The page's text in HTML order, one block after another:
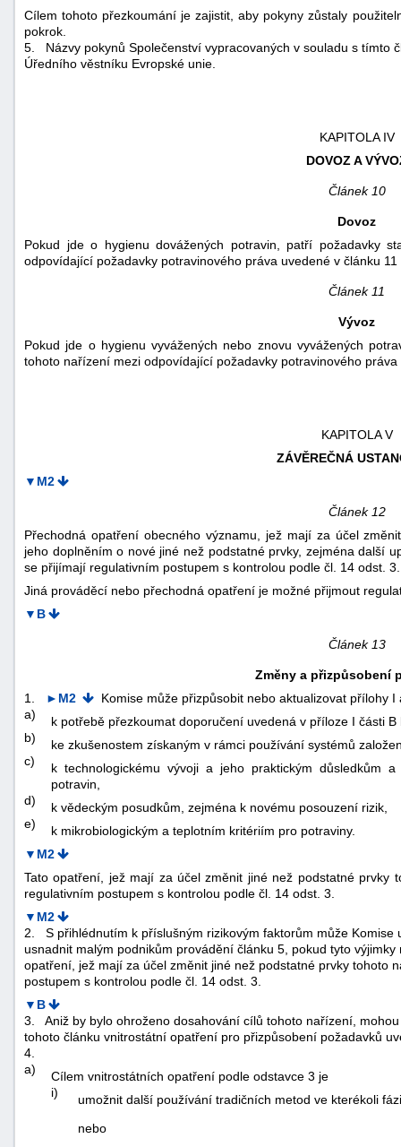
Cílem tohoto přezkoumání je zajistit, aby pokyny zůstaly
pokrok.
5.
Názvy pokynů Společenství vypracovaných v souladu s tímto
Úředního věstníku Evropské unie
KAPITOLA IV
DOVOZ A
Článek 10
Dovoz
Pokud jde o hygienu dovážených potravin, patří požadavky
odpovídající požadavky potravinového práva uvedené v článku
Článek 11
Vývoz
Pokud jde o hygienu vyvážených nebo znovu vyvážených
tohoto nařízení mezi odpovídající požadavky potravinového
KAPITOLA V
ZÁVĚREČNÁ
▼M2
Článek 12
Přechodná opatření obecného významu, jež mají za účel
jeho doplněním o nové jiné než podstatné prvky, zejména další
se přijímají regulativním postupem s kontrolou podle čl. 14 odst. 3.
Jiná prováděcí nebo přechodná opatření je možné přijmout
▼B
Článek 13
Změny a přizpůsobení
1.
►M2
Komise může přizpůsobit nebo aktualizovat přílohy
a)
k potřebě přezkoumat doporučení uvedená v příloze I části B
b)
ke zkušenostem získaným v rámci používání systémů
c)
k technologickému vývoji a jeho praktickým důsledkům
potravin,
d)
k vědeckým posudkům, zejména k novému posouzení rizik,
e)
k mikrobiologickým a teplotním kritériím pro potraviny.
▼M2
Tato opatření, jež mají za účel změnit jiné než podstatné prvky
regulativním postupem s kontrolou podle čl. 14 odst. 3.
▼M2
2.
S přihlédnutím k příslušným rizikovým faktorům může
usnadnit malým podnikům provádění článku 5, pokud tyto
opatření, jež mají za účel změnit jiné než podstatné prvky tohoto
postupem s kontrolou podle čl. 14 odst. 3.
▼B
3.
Aniž by bylo ohroženo dosahování cílů tohoto nařízení,
tohoto článku vnitrostátní opatření pro přizpůsobení požadavků
4.
a)
Cílem vnitrostátních opatření podle odstavce 3 je
i)
umožnit další používání tradičních metod ve kterékoli
nebo